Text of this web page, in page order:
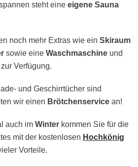
steht eine eigene Sauna
noch mehr Extras wie ein Skiraum
sowie eine Waschmaschine und
zur Verfügung.
und Geschirrtücher sind
wir einen Brötchenservice an!
auch im Winter kommen Sie für die
mit der kostenlosen Hochkönig
Vorteile.